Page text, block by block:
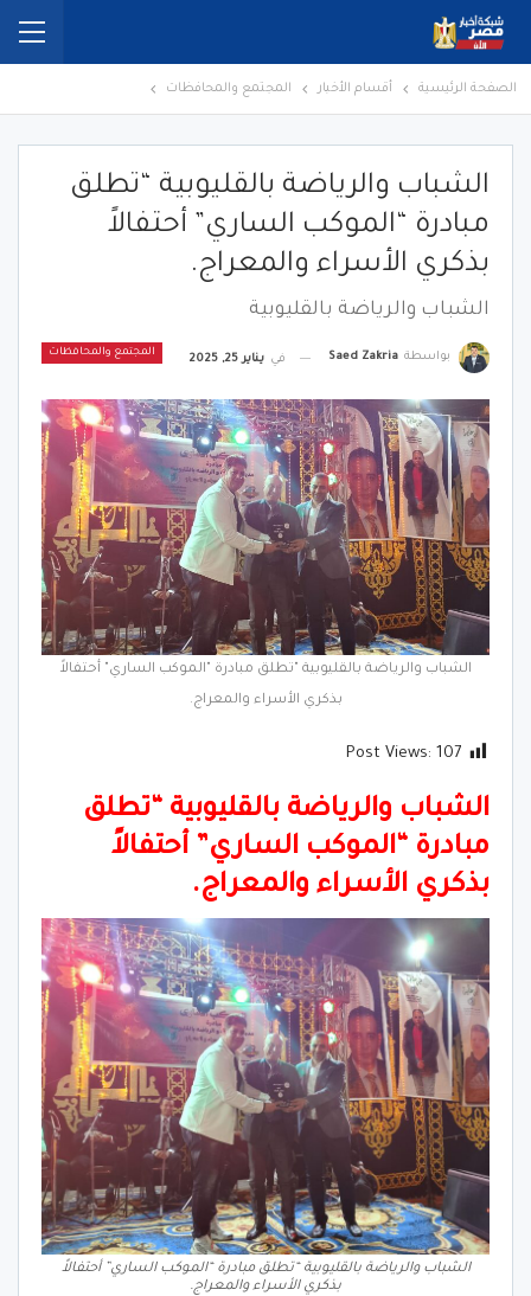
الصفحة الرئيسية أقسام الأخبار المجتمع والمحافظات
الشباب والرياضة بالقليوبية “تطلق
مبادرة “الموكب الساري” أحتفالاً
بذكري الأسراء والمعراج.
الشباب والرياضة بالقليوبية
المجتمع والمحافظات بواسطة Saed Zakria في يناير 25, 2025
الشباب والرياضة بالقليوبية "تطلق مبادرة "الموكب الساري" أحتفالاً
بذكري الأسراء والمعراج.
Post Views: 107
الشباب والرياضة بالقليوبية “تطلق
مبادرة “الموكب الساري” أحتفالاً
بذكري الأسراء والمعراج.
الشباب والرياضة بالقليوبية “تطلق مبادرة “الموكب الساري” أحتفالاً
بذكري الأسراء والمعراج.